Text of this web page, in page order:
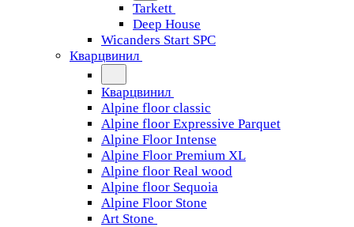
Tarkett
Deep House
Wicanders Start SPC
Кварцвинил
Кварцвинил
Alpine floor classic
Alpine floor Expressive Parquet
Alpine Floor Intense
Alpine Floor Premium XL
Alpine floor Real wood
Alpine floor Sequoia
Alpine Floor Stone
Art Stone